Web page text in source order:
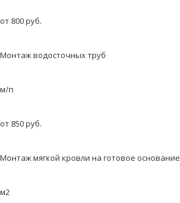
от 800 руб.
Монтаж водосточных труб
м/п
от 850 руб.
Монтаж мягкой кровли на готовое основание
м2